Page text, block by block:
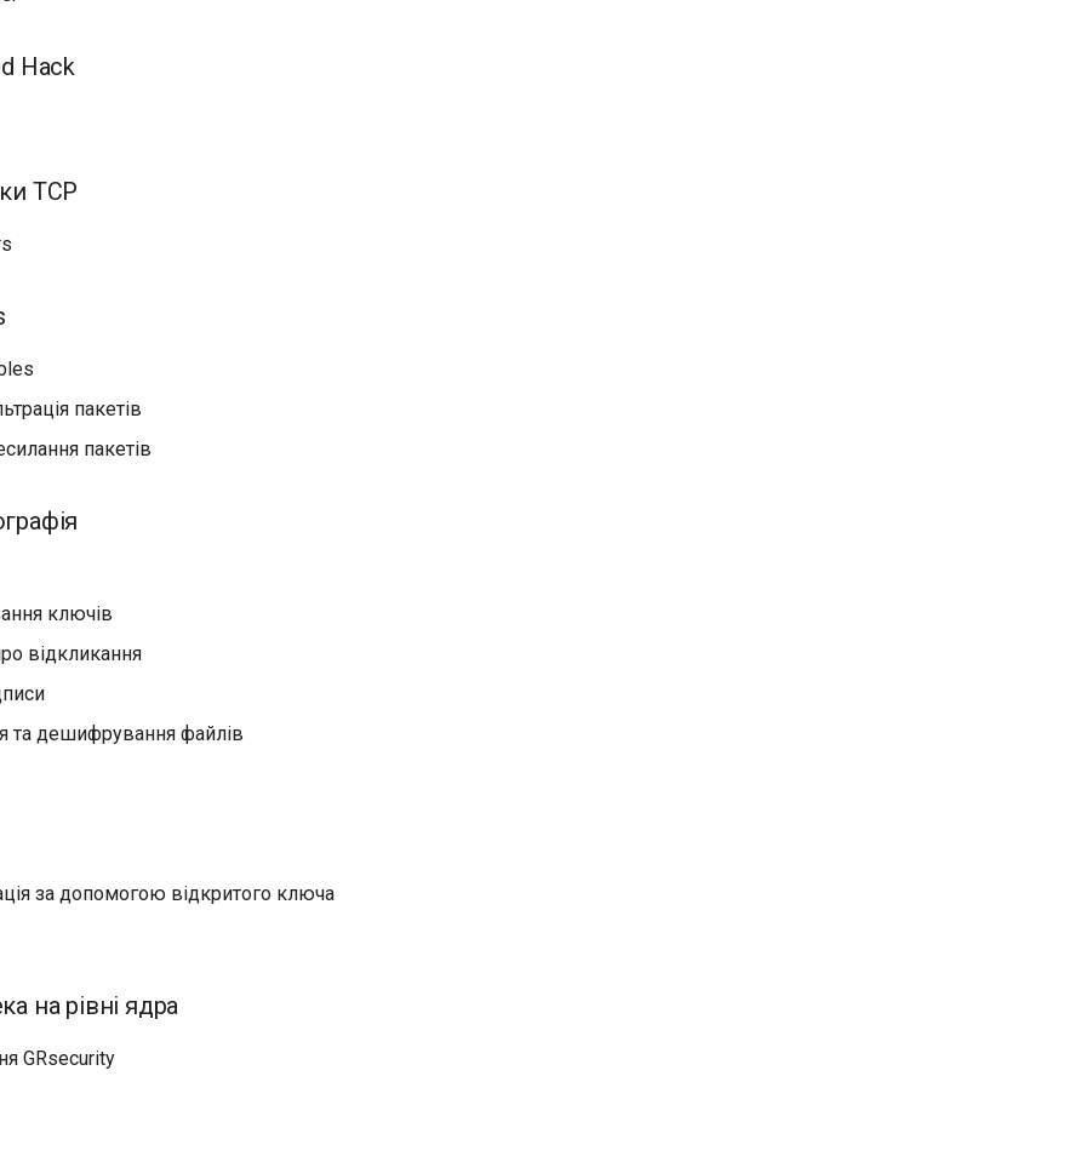
Hack
TCP
пакетів
пакетів
ключів
відкликання
та дешифрування файлів
за допомогою відкритого ключа
на рівні ядра
GRsecurity